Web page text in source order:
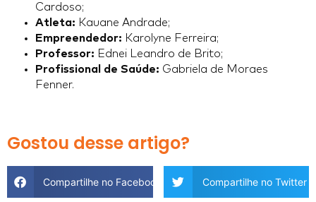
Cardoso;
Atleta: Kauane Andrade;
Empreendedor: Karolyne Ferreira;
Professor: Ednei Leandro de Brito;
Profissional de Saúde: Gabriela de Moraes
Fenner.
Gostou desse artigo?
Compartilhe no Facebook Compartilhe no Twitter